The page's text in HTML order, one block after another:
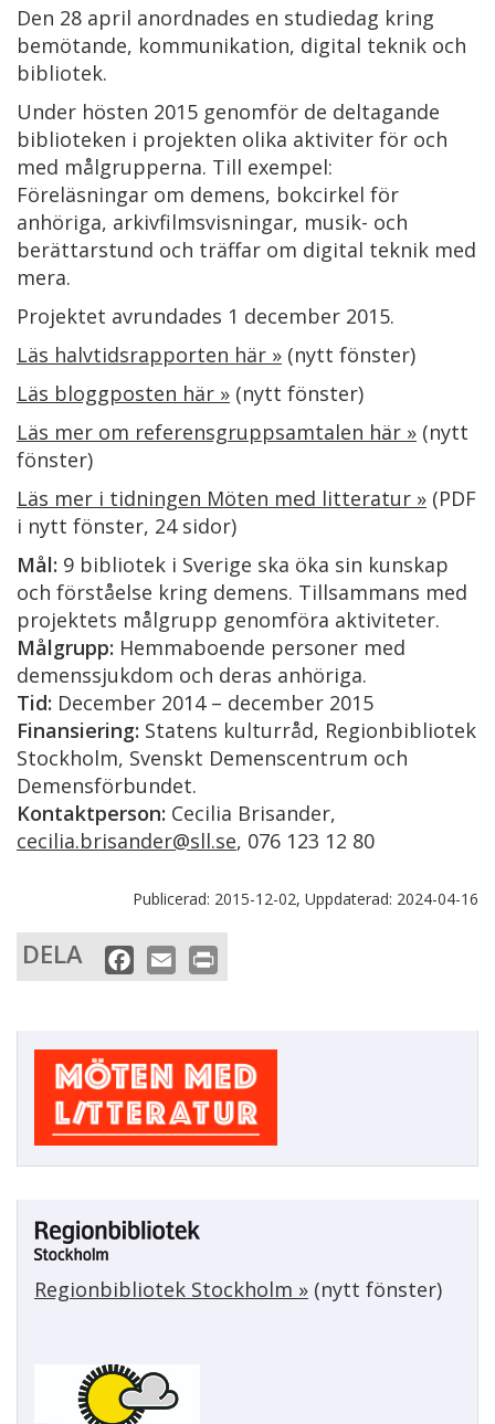
Den 28 april anordnades en studiedag kring
bemötande, kommunikation, digital teknik och
bibliotek.
Under hösten 2015 genomför de deltagande
biblioteken i projekten olika aktiviter för och
med målgrupperna. Till exempel:
Föreläsningar om demens, bokcirkel för
anhöriga, arkivfilmsvisningar, musik- och
berättarstund och träffar om digital teknik med
mera.
Projektet avrundades 1 december 2015.
Läs halvtidsrapporten här » (nytt fönster)
Läs bloggposten här » (nytt fönster)
Läs mer om referensgruppsamtalen här » (nytt
fönster)
Läs mer i tidningen Möten med litteratur » (PDF
i nytt fönster, 24 sidor)
Mål: 9 bibliotek i Sverige ska öka sin kunskap
och förståelse kring demens. Tillsammans med
projektets målgrupp genomföra aktiviteter.
Målgrupp: Hemmaboende personer med
demenssjukdom och deras anhöriga.
Tid: December 2014 – december 2015
Finansiering: Statens kulturråd, Regionbibliotek
Stockholm, Svenskt Demenscentrum och
Demensförbundet.
Kontaktperson: Cecilia Brisander,
cecilia.brisander@sll.se, 076 123 12 80
Publicerad: 2015-12-02, Uppdaterad: 2024-04-16
DELA
a
e
b
o
o
m
i
r
n
t
Regionbibliotek Stockholm » (nytt fönster)